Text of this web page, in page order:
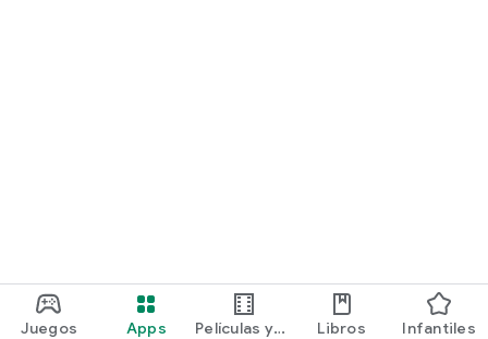
Juegos Apps
Películas y
Libros Infantiles